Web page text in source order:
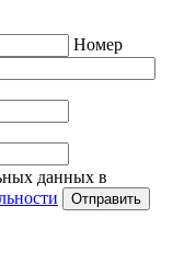
Номер
данных в
Отправить